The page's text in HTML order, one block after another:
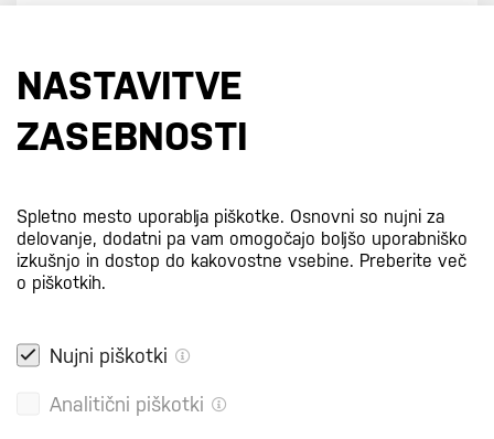
S prijavo na e-novice se strinjate z
NASTAVITVE
ZASEBNOSTI
Spletno mesto uporablja piškotke. Osnovni so nujni za
delovanje, dodatni pa vam omogočajo boljšo uporabniško
izkušnjo in dostop do kakovostne vsebine. Preberite več
o piškotkih.
Nujni piškotki
Analitični piškotki